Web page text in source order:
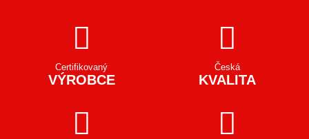
Certifikovaný
VÝROBCE
Česká
KVALITA